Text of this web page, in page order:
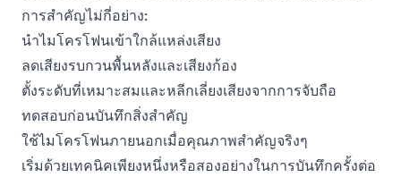
การสำคัญไม่กี่อย่าง:
นำไมโครโฟนเข้าใกล้แหล่งเสียง
ลดเสียงรบกวนพื้นหลังและเสียงก้อง
ตั้งระดับที่เหมาะสมและหลีกเลี่ยงเสียงจากการจับถือ
ทดสอบก่อนบันทึกสิ่งสำคัญ
ใช้ไมโครโฟนภายนอกเมื่อคุณภาพสำคัญจริงๆ
เริ่มด้วยเทคนิคเพียงหนึ่งหรือสองอย่างในการบันทึกครั้งต่อ